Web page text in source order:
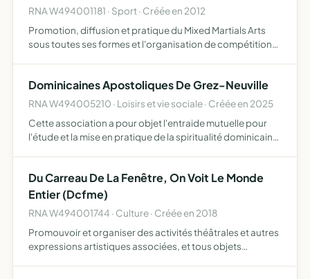
RNA W494001181 · Sport · Créée en 2012
Promotion, diffusion et pratique du Mixed Martials Arts
sous toutes ses formes et l'organisation de compétitions
Dominicaines Apostoliques De Grez-Neuville
RNA W494005210 · Loisirs et vie sociale · Créée en 2025
Cette association a pour objet l'entraide mutuelle pour
l'étude et la mise en pratique de la spiritualité dominicaine
Du Carreau De La Fenêtre, On Voit Le Monde
Entier (Dcfme)
RNA W494001744 · Culture · Créée en 2018
Promouvoir et organiser des activités théâtrales et autres
expressions artistiques associées, et tous objets